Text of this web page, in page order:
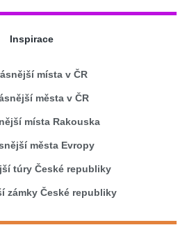
Inspirace
místa v ČR
města v ČR
místa Rakouska
města Evropy
túry České republiky
zámky České republiky